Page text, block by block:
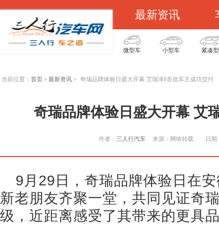
最新资讯
微型车 小型车 紧凑型
当前位置： 首页 > 最新资讯 > 奇瑞品牌体验日盛大开幕 艾瑞泽8首批车主成功交付
奇瑞品牌体验日盛大开幕 艾
作者： 三人行汽车 来源：网络转载 日
9月29日，奇瑞品牌体验日在
新老朋友齐聚一堂，共同见证奇
级，近距离感受了其带来的更具